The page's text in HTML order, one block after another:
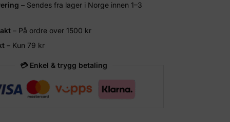
– Sendes fra lager i Norge innen 1–3
– På ordre over 1500 kr
– Kun 79 kr
💳 Enkel & trygg betaling